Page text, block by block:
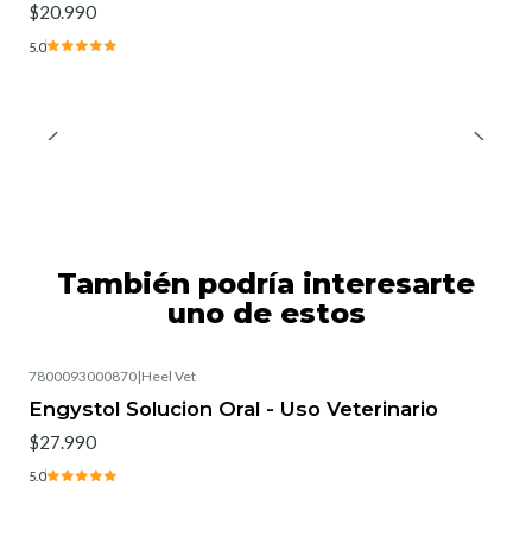
$20.990
5.0
También podría interesarte
uno de estos
7800093000870|Heel Vet
Engystol Solucion Oral - Uso Veterinario
$27.990
5.0